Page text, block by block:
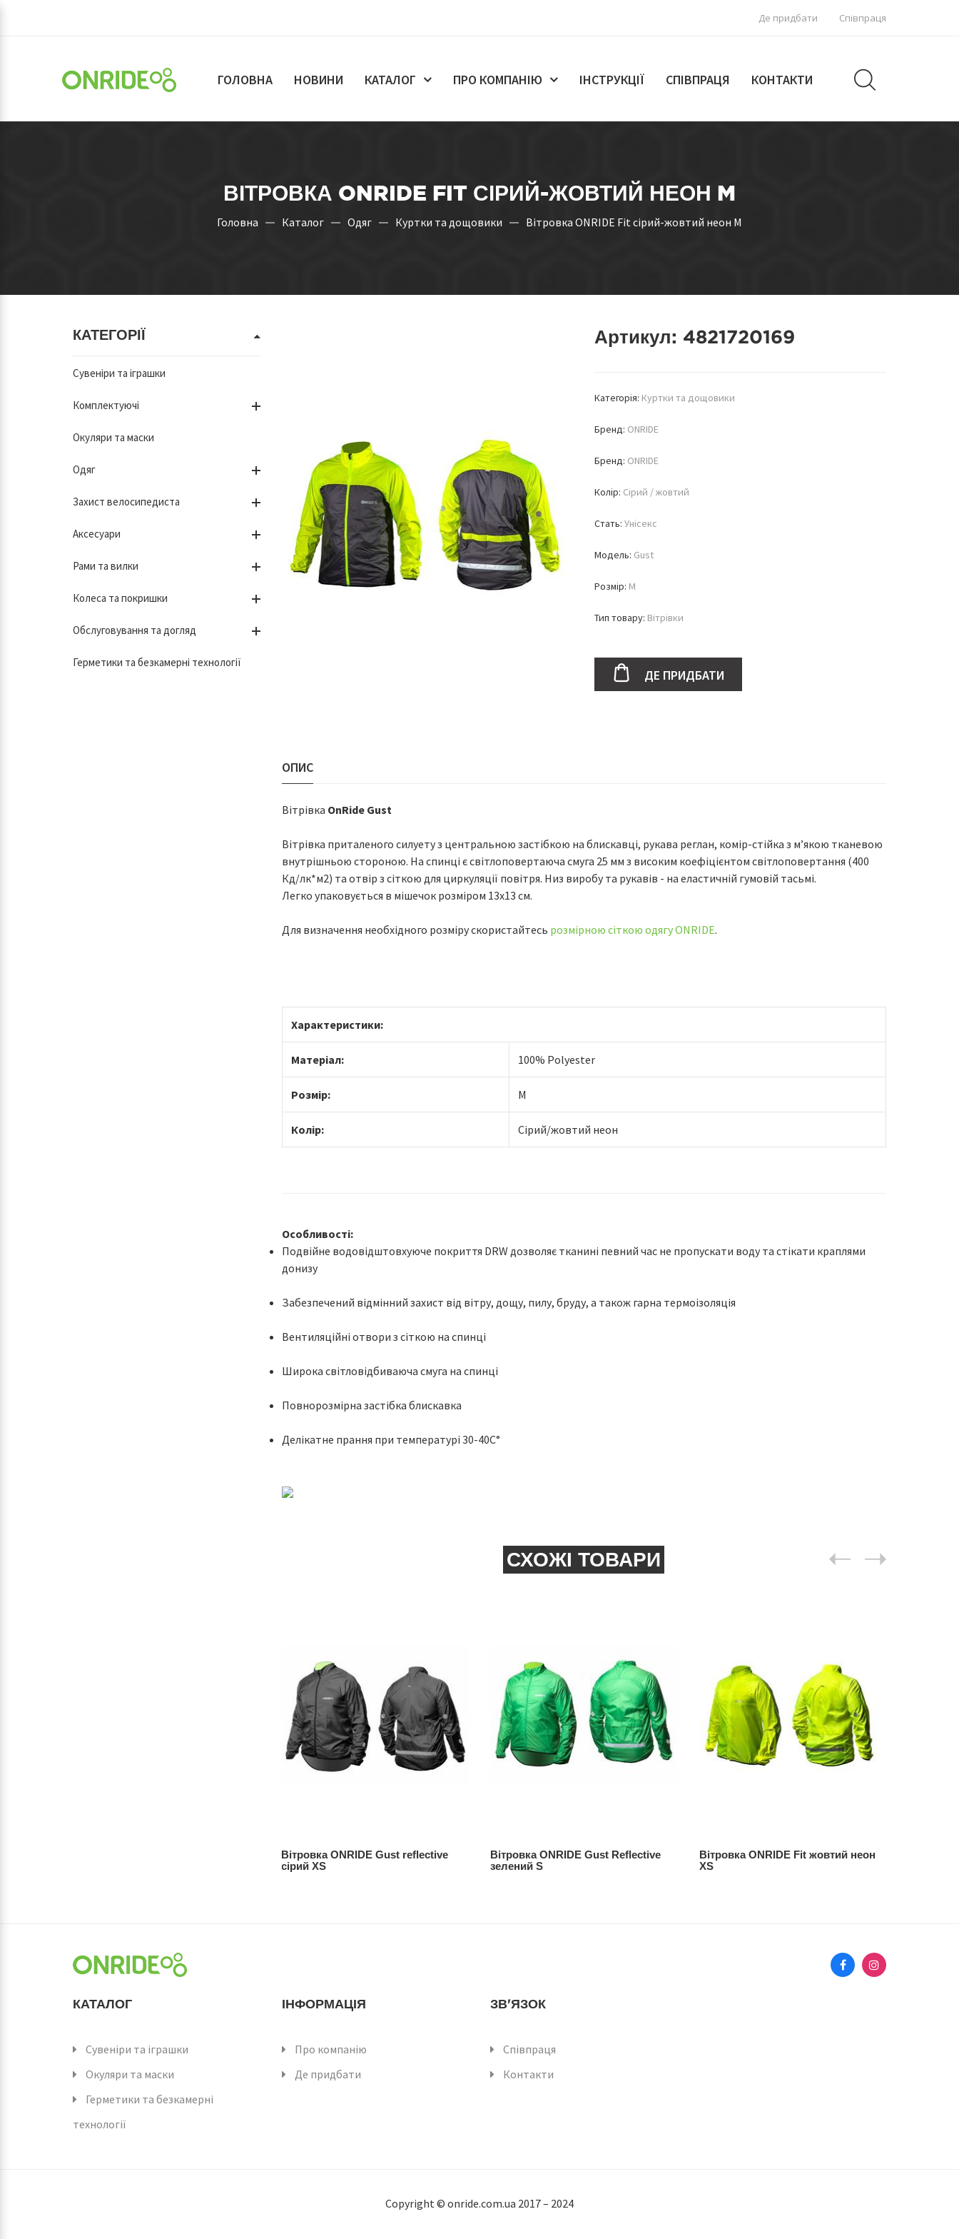
Де придбати Співпраця
ГОЛОВНА НОВИНИ КАТАЛОГ ПРО КОМПАНІЮ ІНСТРУКЦІЇ СПІВПРАЦЯ КОНТАКТИ
ВІТРОВКА ONRIDE FIT СІРИЙ-ЖОВТИЙ НЕОН M
Головна Каталог Одяг Куртки та дощовики Вітровка ONRIDE Fit сірий-жовтий неон M
Артикул: 4821720169
Категорія: Куртки та дощовики
Бренд: ONRIDE
Бренд: ONRIDE
Колір: Сірий / жовтий
Стать:Унісекс
Модель: Gust
Розмір: M
Тип товару: Вітрівки
ДЕ ПРИДБАТИ
ОПИС
Вітрівка OnRide Gust
Вітрівка приталеного силуету з центральною застібкою на блискавці, рукава реглан, комір-стійка з м’якою тканевою
внутрішньою стороною. На спинці є світлоповертаюча смуга 25 мм з високим коефіцієнтом світлоповертання (400
Кд/лк*м2) та отвір з сіткою для циркуляції повітря. Низ виробу та рукавів - на еластичній гумовій тасьмі.
Легко упаковується в мішечок розміром 13х13 см.
Для визначення необхідного розміру скористайтесь розмірною сіткою одягу ONRIDE.
Характеристики:
Матеріал: 100% Polyester
Розмір: M
Колір: Сірий/жовтий неон
Особливості:
Подвійне водовідштовхуюче покриття DRW дозволяє тканині певний час не пропускати воду та стікати краплями
донизу
Забезпечений відмінний захист від вітру, дощу, пилу, бруду, а також гарна термоізоляція
Вентиляційні отвори з сіткою на спинці
Широка світловідбиваюча смуга на спинці
Повнорозмірна застібка блискавка
Делікатне прання при температурі 30-40C°
СХОЖІ ТОВАРИ
Вітровка ONRIDE Gust reflective
сірий XS
Вітровка ONRIDE Gust Reflective
зелений S
Вітровка ONRIDE Fit жовтий неон
XS
КАТЕГОРІЇ
Сувеніри та іграшки
Комплектуючі
Окуляри та маски
Одяг
Захист велосипедиста
Аксесуари
Рами та вилки
Колеса та покришки
Обслуговування та догляд
Герметики та безкамерні технології
КАТАЛОГ
Сувеніри та іграшки
Окуляри та маски
Герметики та безкамерні
технології
ІНФОРМАЦІЯ
Про компанію
Де придбати
ЗВ'ЯЗОК
Співпраця
Контакти
Copyright © onride.com.ua 2017 – 2024